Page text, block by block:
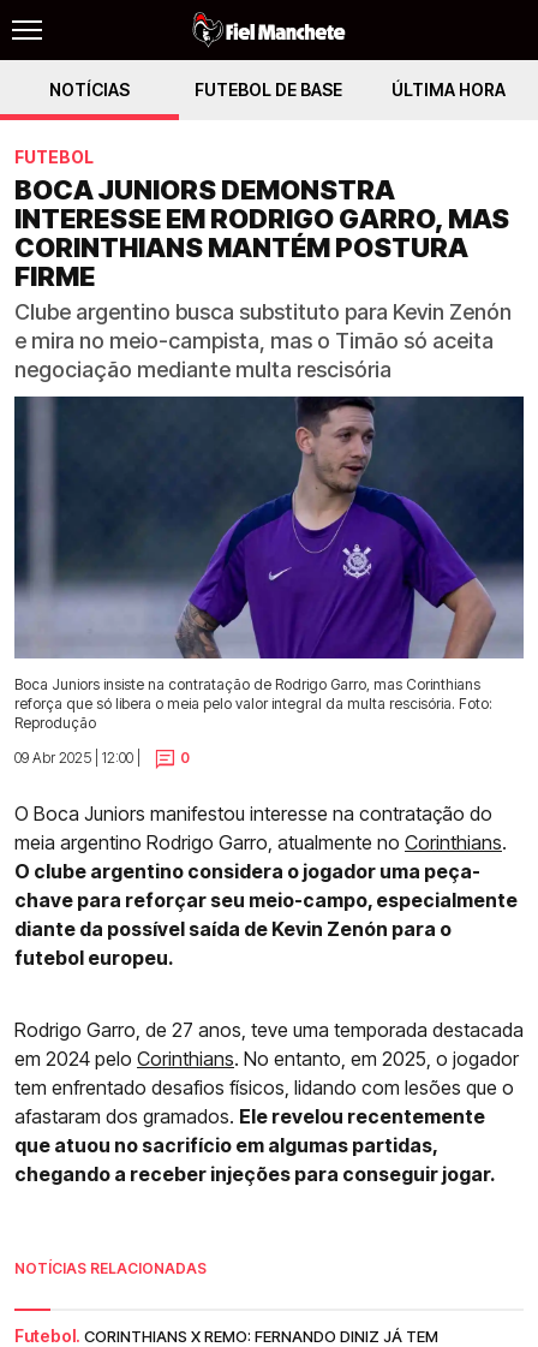
NOTÍCIAS FUTEBOL DE BASE ÚLTIMA HORA
FUTEBOL
BOCA JUNIORS DEMONSTRA
INTERESSE EM RODRIGO GARRO, MAS
CORINTHIANS MANTÉM POSTURA
FIRME
Clube argentino busca substituto para Kevin Zenón
e mira no meio-campista, mas o Timão só aceita
negociação mediante multa rescisória
Boca Juniors insiste na contratação de Rodrigo Garro, mas Corinthians
reforça que só libera o meia pelo valor integral da multa rescisória. Foto:
Reprodução
09 Abr 2025 | 12:00 |
0
O Boca Juniors manifestou interesse na contratação do
meia argentino Rodrigo Garro, atualmente no Corinthians.
O clube argentino considera o jogador uma peça-
chave para reforçar seu meio-campo, especialmente
diante da possível saída de Kevin Zenón para o
futebol europeu.
Rodrigo Garro, de 27 anos, teve uma temporada destacada
em 2024 pelo Corinthians. No entanto, em 2025, o jogador
tem enfrentado desafios físicos, lidando com lesões que o
afastaram dos gramados. Ele revelou recentemente
que atuou no sacrifício em algumas partidas,
chegando a receber injeções para conseguir jogar.
NOTÍCIAS RELACIONADAS
Futebol. CORINTHIANS X REMO: FERNANDO DINIZ JÁ TEM